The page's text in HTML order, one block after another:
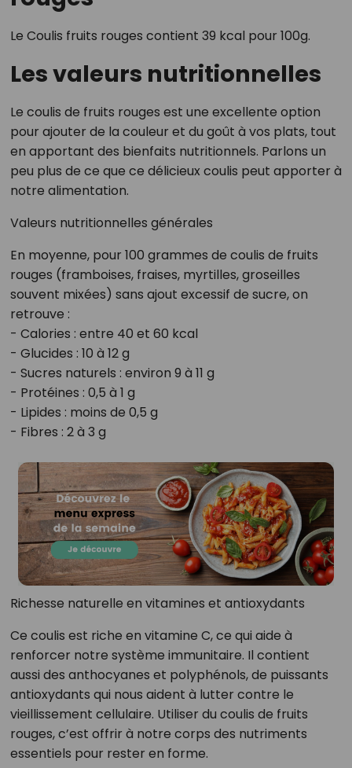
Le Coulis fruits rouges contient 39 kcal pour 100g.
Les valeurs nutritionnelles
Le coulis de fruits rouges est une excellente option
pour ajouter de la couleur et du goût à vos plats, tout
en apportant des bienfaits nutritionnels. Parlons un
peu plus de ce que ce délicieux coulis peut apporter à
notre alimentation.
Valeurs nutritionnelles générales
En moyenne, pour 100 grammes de coulis de fruits
rouges (framboises, fraises, myrtilles, groseilles
souvent mixées) sans ajout excessif de sucre, on
retrouve :
- Calories : entre 40 et 60 kcal
- Glucides : 10 à 12 g
- Sucres naturels : environ 9 à 11 g
- Protéines : 0,5 à 1 g
- Lipides : moins de 0,5 g
- Fibres : 2 à 3 g
Richesse naturelle en vitamines et antioxydants
Ce coulis est riche en vitamine C, ce qui aide à
renforcer notre système immunitaire. Il contient
aussi des anthocyanes et polyphénols, de puissants
antioxydants qui nous aident à lutter contre le
vieillissement cellulaire. Utiliser du coulis de fruits
rouges, c’est offrir à notre corps des nutriments
essentiels pour rester en forme.